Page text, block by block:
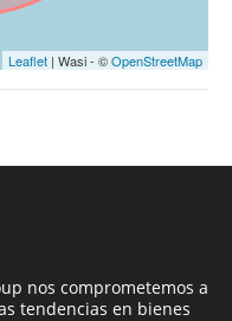
Leaflet | Wasi - ©OpenStreetMap
nos comprometemos a
tendencias en bienes